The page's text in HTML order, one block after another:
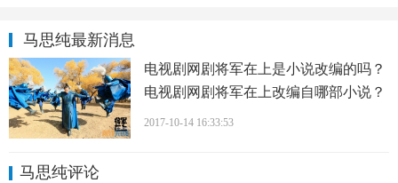
捧红，而在现实生活中，这对银幕上的恋人也早已情愫暗
生，绯闻频传，据悉两人已经秘密同居，马思纯独立活泼，
欧豪内敛，性格上比较互补，在对待爱情上都比较低调，一
直小心呵护这段恋情。
马思纯最新消息
电视剧网剧将军在上是小说改编的吗？
电视剧网剧将军在上改编自哪部小说？
2017-10-14 16:33:53
马思纯评论